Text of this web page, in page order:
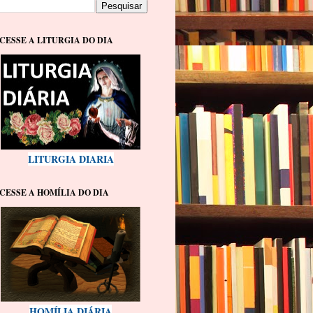
A LITURGIA DO DIA
LITURGIA DIARIA
A HOMÍLIA DO DIA